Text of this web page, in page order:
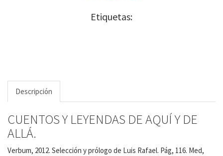
Etiquetas:
Descripción
CUENTOS Y LEYENDAS DE AQUÍ Y DE
ALLÁ.
Verbum, 2012. Selección y prólogo de Luis Rafael. Pág, 116. Med,